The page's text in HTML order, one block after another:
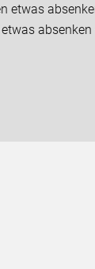
etwas